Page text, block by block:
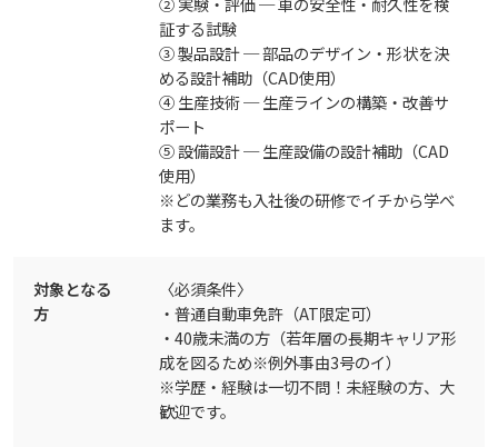
証する試験
③ 製品設計 ─ 部品のデザイン・形状を決
める設計補助（CAD使用）
④ 生産技術 ─ 生産ラインの構築・改善サ
ポート
⑤ 設備設計 ─ 生産設備の設計補助（CAD
使用）
※どの業務も入社後の研修でイチから学べ
ます。
対象となる
方
〈必須条件〉
・普通自動車免許（AT限定可）
・40歳未満の方（若年層の長期キャリア形
成を図るため※例外事由3号のイ）
※学歴・経験は一切不問！未経験の方、大
歓迎です。